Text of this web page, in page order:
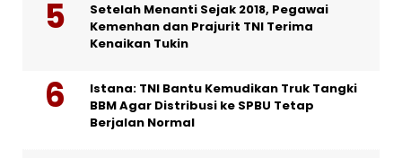
Setelah Menanti Sejak 2018, Pegawai
Kemenhan dan Prajurit TNI Terima
Kenaikan Tukin
Istana: TNI Bantu Kemudikan Truk Tangki
BBM Agar Distribusi ke SPBU Tetap
Berjalan Normal